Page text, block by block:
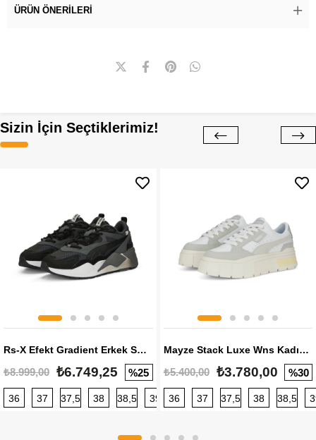
ÜRÜN ÖNERILERI
Sizin İçin Seçtiklerimiz!
Rs-X Efekt Gradient Erkek Sneaker
₺8.999,00 ₺6.749,25 %25
36 37 37,5 38 38,5 39 40 40,5 41 42 42,5
Mayze Stack Luxe Wns Kadın Sneaker
₺5.400,00 ₺3.780,00 %30
36 37 37,5 38 38,5